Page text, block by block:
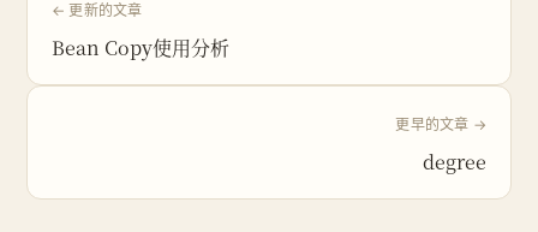
← 更新的文章
Bean Copy使用分析
更早的文章 →
degree